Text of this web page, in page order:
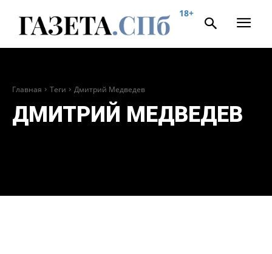
18+
Главная Теги Дмитрий Медведев
ДМИТРИЙ МЕДВЕДЕВ